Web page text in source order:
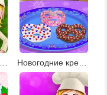
Новогодние крендельки